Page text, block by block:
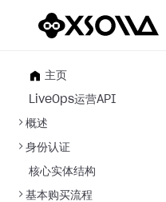
主页
LiveOps运营API
概述
身份认证
核心实体结构
基本购买流程